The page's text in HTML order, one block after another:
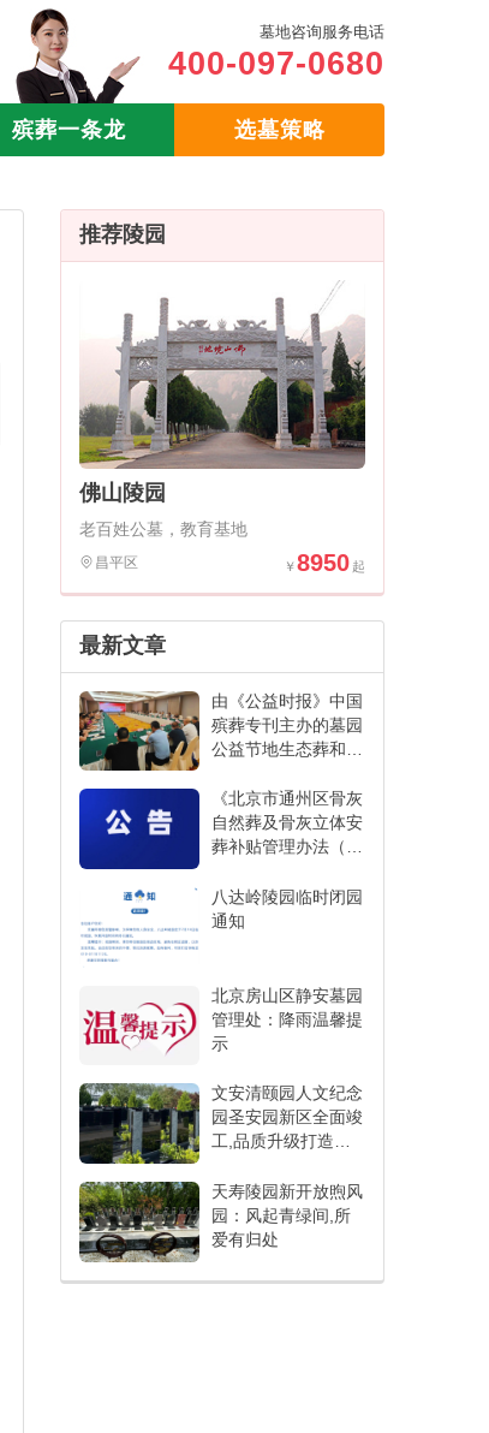
墓地咨询服务电话
400-097-0680
殡葬一条龙 选墓策略
推荐陵园
佛山陵园
老百姓公墓，教育基地
昌平区 8950
最新文章
由《公益时报》中国
殡葬专刊主办的墓园
公益节地生态葬和创
在江苏省宜兴市举办
《北京市通州区骨灰
自然葬及骨灰立体安
葬补贴管理办法（征
八达岭陵园临时闭园
通知
北京房山区静安墓园
管理处：降雨温馨提
示
文安清颐园人文纪念
园圣安园新区全面竣
工,品质升级打造人
天寿陵园新开放煦风
园：风起青绿间,所
爱有归处